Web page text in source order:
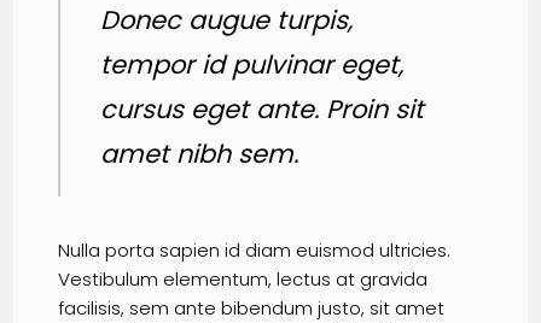
Donec augue turpis,
tempor id pulvinar eget,
cursus eget ante. Proin sit
amet nibh sem.
Nulla porta sapien id diam euismod ultricies.
Vestibulum elementum, lectus at gravida
facilisis, sem ante bibendum justo, sit amet